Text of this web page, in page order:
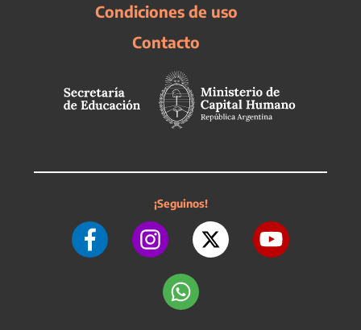
Condiciones de uso
Contacto
¡Seguinos!